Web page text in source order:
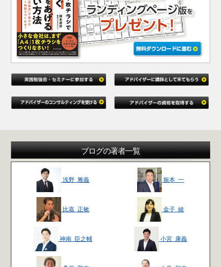
ブログの著者一覧
浅野 雅義 振本 一
比嘉 正敏 金子 綾
神南 臣之輔 小宮 康義